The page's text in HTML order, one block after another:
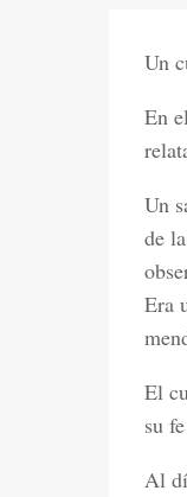
Un
En
Un
de
Era
El
su
Al